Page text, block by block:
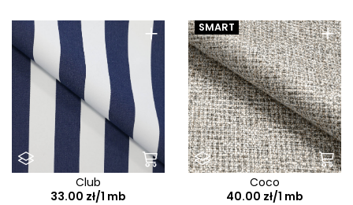
+
Club
33.00 zł/1 mb
+
SMART
Coco
40.00 zł/1 mb